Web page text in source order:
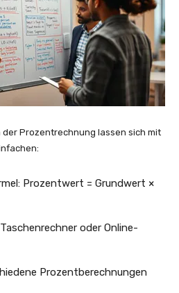
Prozentrechnung lassen sich mit
Prozentwert = Grundwert ×
oder Online-
Prozentberechnungen